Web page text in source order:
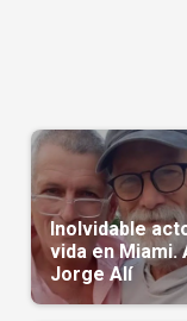
Inolvidable
vida en Miami.
Jorge Alí